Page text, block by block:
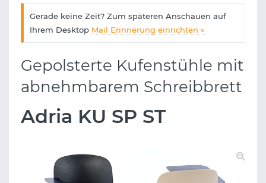
Gerade keine Zeit? Zum späteren Anschauen auf
Ihrem Desktop Mail Erinnerung einrichten »
Gepolsterte Kufenstühle mit
abnehmbarem Schreibbrett
Adria KU SP ST